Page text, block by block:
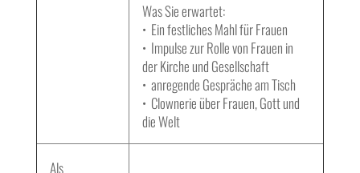
Was Sie erwartet:
• Ein festliches Mahl für Frauen
• Impulse zur Rolle von Frauen in
der Kirche und Gesellschaft
• anregende Gespräche am Tisch
• Clownerie über Frauen, Gott und
die Welt
Als